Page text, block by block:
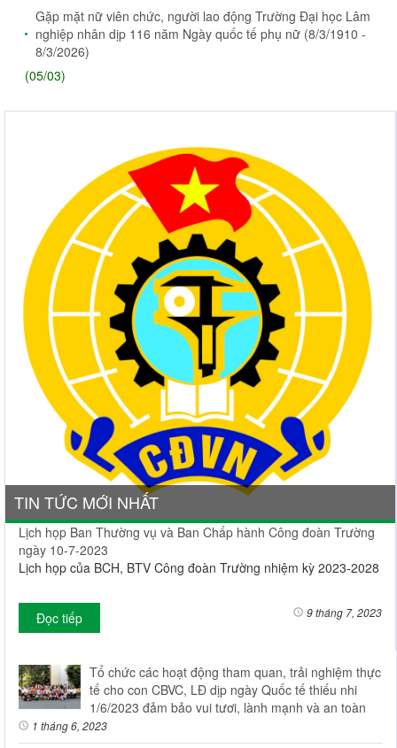
Gặp mặt nữ viên chức, người lao động Trường Đại học Lâm
nghiệp nhân dịp 116 năm Ngày quốc tế phụ nữ (8/3/1910 -
8/3/2026)
(05/03)
TIN TỨC MỚI NHẤT
Lịch họp Ban Thường vụ và Ban Chấp hành Công đoàn Trường
ngày 10-7-2023
Lịch họp của BCH, BTV Công đoàn Trường nhiệm kỳ 2023-2028
Đọc tiếp 9 tháng 7, 2023
Tổ chức các hoạt động tham quan, trải nghiệm thực
tế cho con CBVC, LĐ dịp ngày Quốc tế thiếu nhi
1/6/2023 đảm bảo vui tươi, lành mạnh và an toàn
1 tháng 6, 2023